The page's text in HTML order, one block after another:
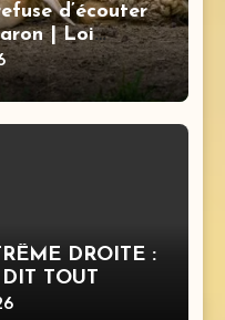
d’écouter
| Loi
DROITE :
TOUT